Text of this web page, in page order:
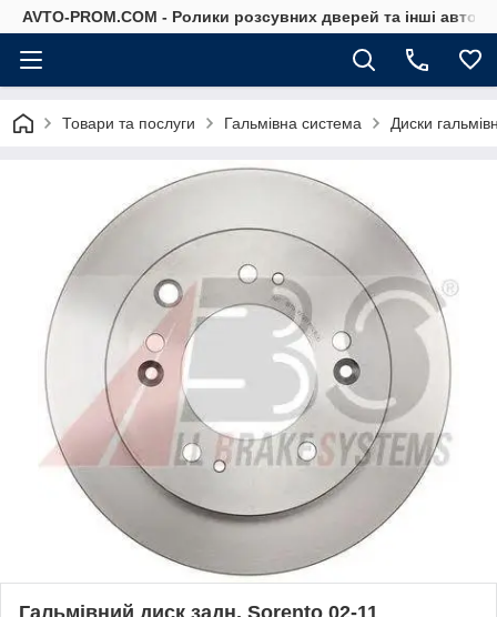
AVTO-PROM.COM - Ролики розсувних дверей та інші
Товари та послуги Гальмівна система Диски
Гальмівний диск задн. Sorento 02-11